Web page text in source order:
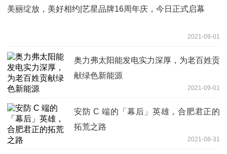
美丽绽放，美好相约|艺星品牌16周年庆，今日正式启幕
2021-09-01
奥力弗太阳能发电实力深厚，为老百姓贡
献绿色新能源
2021-09-01
安防 C 端的「幕后」英雄，合肥君正的
拓荒之路
2021-08-31